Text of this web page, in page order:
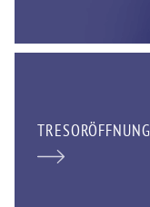
TRESORÖFFNUNG